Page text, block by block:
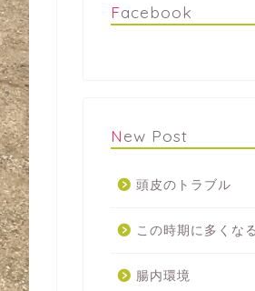
Facebook
New Post
頭皮のトラブル
この時期に多くな
腸内環境